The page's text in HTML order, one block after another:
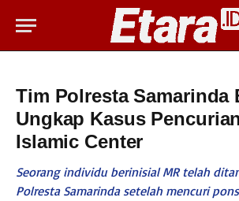
Tim Polresta Samarinda
Ungkap Kasus
Islamic Center
Seorang individu berinisial MR telah
Polresta Samarinda setelah mencuri